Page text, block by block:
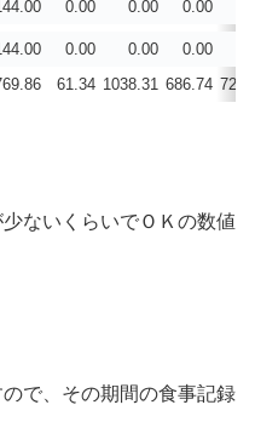
0.00 0.00 0.00
0.00 0.00 0.00
61.34 1038.31 686.74
ないくらいでＯＫの数値
で、その期間の食事記録